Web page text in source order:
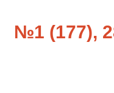
№1 (177),